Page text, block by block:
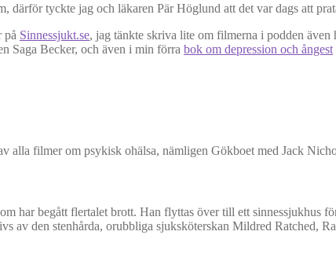
därför tyckte jag och läkaren Pär Höglund att det var dags att
på Sinnessjukt.se, jag tänkte skriva lite om filmerna i podden
Saga Becker, och även i min förra bok om depression och ångest
alla filmer om psykisk ohälsa, nämligen Gökboet med Jack
har begått flertalet brott. Han flyttas över till ett sinnessjukhus
av den stenhårda, orubbliga sjuksköterskan Mildred Ratched,